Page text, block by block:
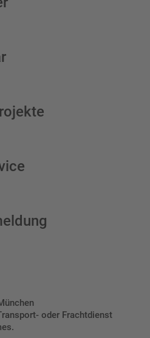
oder Frachtdienst